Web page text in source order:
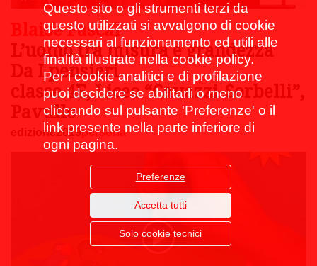
Blaise Pascal
L’uomo tra misura e grandezza
Da I pensieri
classe 4E, Liceo “Cavazzi-Sorbelli”,
Pavullo
edizione2019persona
Questo sito o gli strumenti terzi da
questo utilizzati si avvalgono di cookie
necessari al funzionamento ed utili alle
finalità illustrate nella cookie policy.
Per i cookie analitici e di profilazione
puoi decidere se abilitarli o meno
cliccando sul pulsante 'Preferenze' o il
link presente nella parte inferiore di
ogni pagina.
Preferenze
Accetta tutti
Solo cookie tecnici